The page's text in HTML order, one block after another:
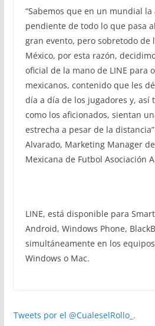
“Sabemos que en un mundial la
pendiente de todo lo que pasa
gran evento, pero sobretodo de
México, por esta razón,
oficial de la mano de LINE para
mexicanos, contenido que les
día a día de los jugadores y, así
como los aficionados, sientan
estrecha a pesar de la
Alvarado, ‎Marketing Manager
Mexicana de Futbol Asociación
LINE, está disponible para
Android, Windows Phone,
simultáneamente en los
Windows o Mac.
Tweets por el @CualeselRollo_.